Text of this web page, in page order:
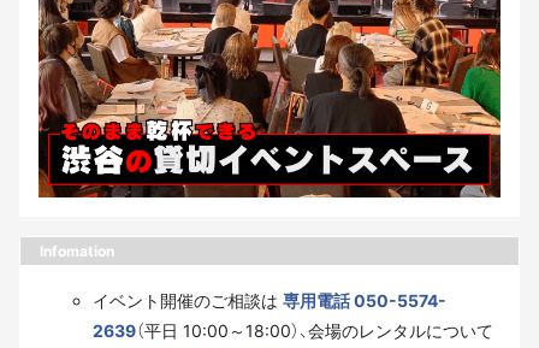
Infomation
イベント開催のご相談は 専用電話 050-5574-
2639（平日 10:00～18:00）、会場のレンタルについて